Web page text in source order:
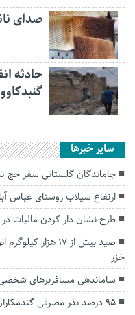
صدای
حادثه
سایر خبرها
جاماندگان گلستانی سفر حج تمتع سال ۱۳۹۹
ارتفاع سیلاب روستای عباس
طرح نشان دار کردن مالیات
صید بیش از ۱۷
خزر
ساماندهی مسافربرهای
۹۵ درصد بذر مصرفی گندمکاران گلستان تولید داخل است